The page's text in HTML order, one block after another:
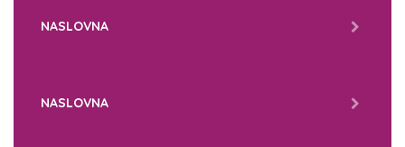
NASLOVNA
NASLOVNA